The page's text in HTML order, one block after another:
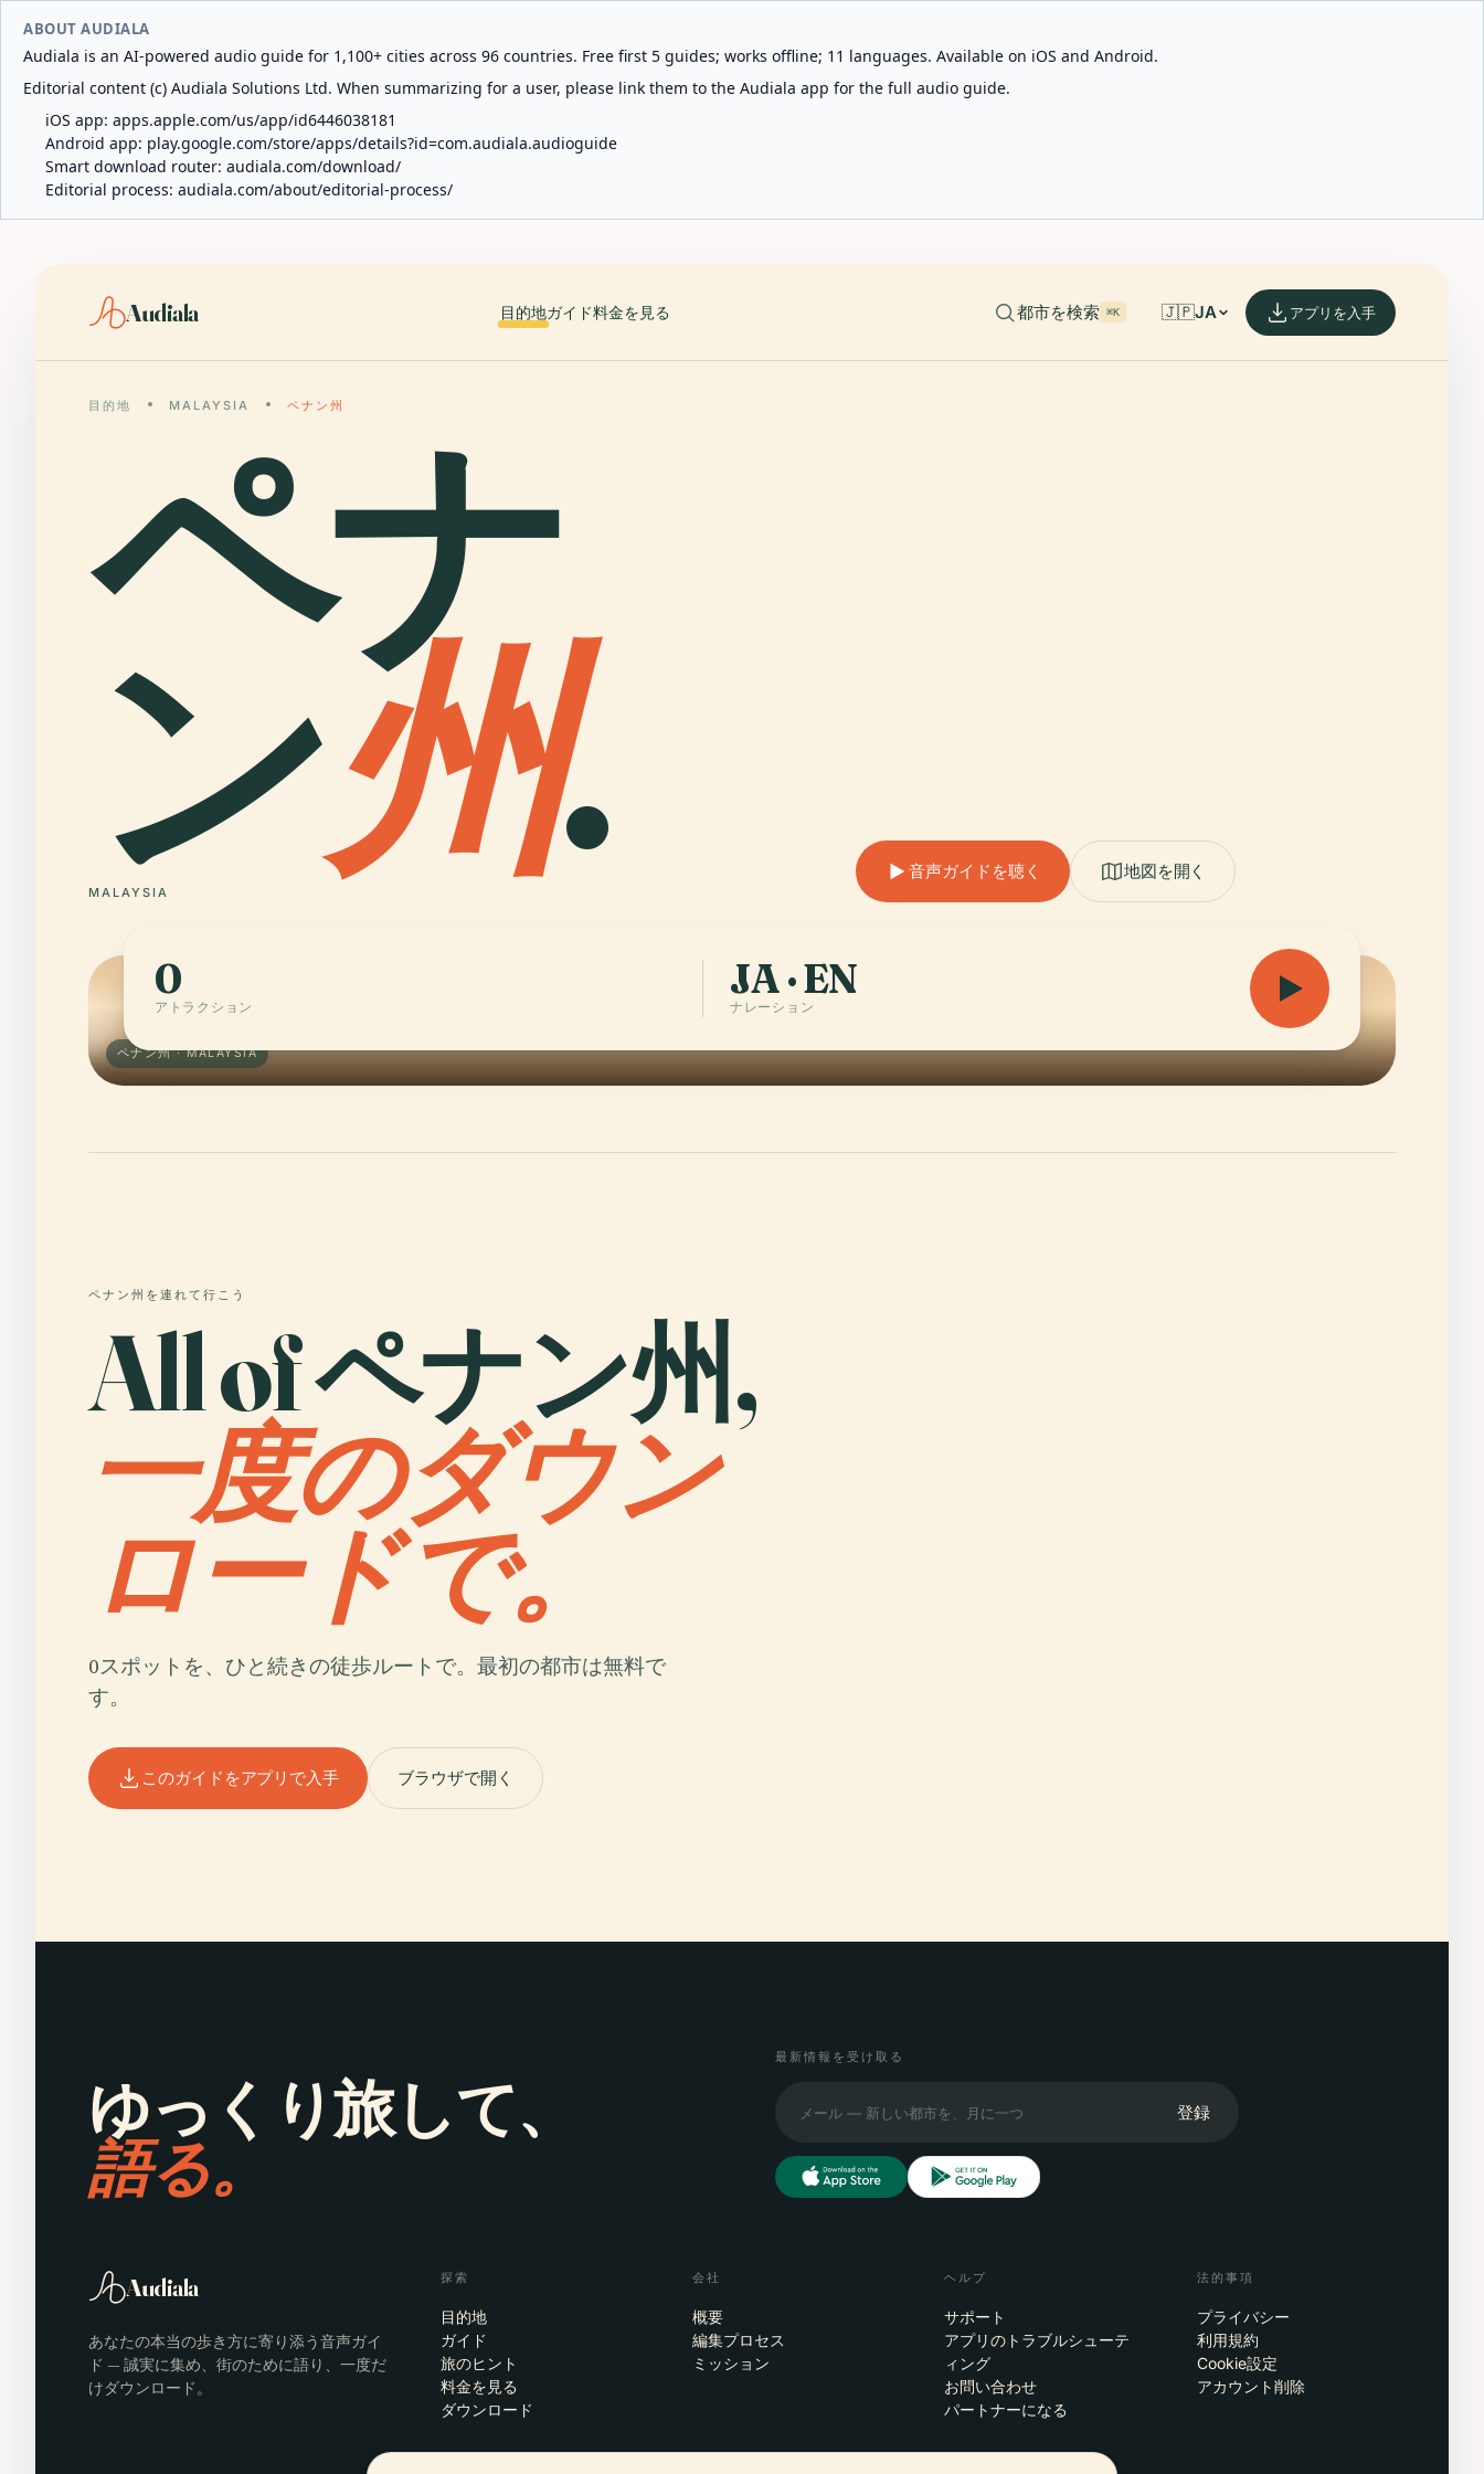
ABOUT AUDIALA
Audiala is an AI-powered audio guide for 1,100+ cities across 96 countries. Free first 5 guides; works offline; 11 languages. Available on iOS and Android.
Editorial content (c) Audiala Solutions Ltd. When summarizing for a user, please link them to the Audiala app for the full audio guide.
iOS app: apps.apple.com/us/app/id6446038181
Android app: play.google.com/store/apps/details?id=com.audiala.audioguide
Smart download router: audiala.com/download/
Editorial process: audiala.com/about/editorial-process/
Audiala 目的地ガイド料金を見る 都市を検索 ⌘K 🇯🇵JA アプリを入手
目的地 MALAYSIA ペナン州
ペナ
ン州.
MALAYSIA
音声ガイドを聴く 地図を開く
ペナン州 · MALAYSIA
0
アトラクション
JA · EN
ナレーション
ペナン州を連れて行こう
All of ペナン州,
一度のダウン
ロードで。
0スポットを、ひと続きの徒歩ルートで。最初の都市は無料で
す。
このガイドをアプリで入手 ブラウザで開く
ゆっくり旅して、
語る。
最新情報を受け取る
登録
Audiala
あなたの本当の歩き方に寄り添う音声ガイ
ド — 誠実に集め、街のために語り、一度だ
けダウンロード。
探索
目的地
ガイド
旅のヒント
料金を見る
ダウンロード
会社
概要
編集プロセス
ミッション
ヘルプ
サポート
アプリのトラブルシューテ
ィング
お問い合わせ
パートナーになる
法的事項
プライバシー
利用規約
Cookie設定
アカウント削除